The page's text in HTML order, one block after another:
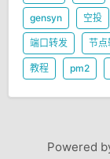
gensyn 空投
端口转发 节点
教程 pm2
Powered